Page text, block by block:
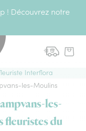
! Découvrez notre
Interflora
les-Moulins
les-
fleuristes du